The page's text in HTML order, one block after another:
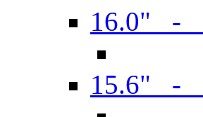
16.0" -
15.6" -